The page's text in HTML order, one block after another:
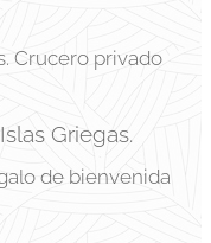
Crucero privado
Griegas.
de bienvenida